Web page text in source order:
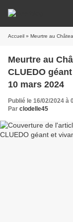
Accueil » Meurtre au Château de
Meurtre au
CLUEDO
10 mars 2024
Publié le 16/02/2024 à
Par clodelle45